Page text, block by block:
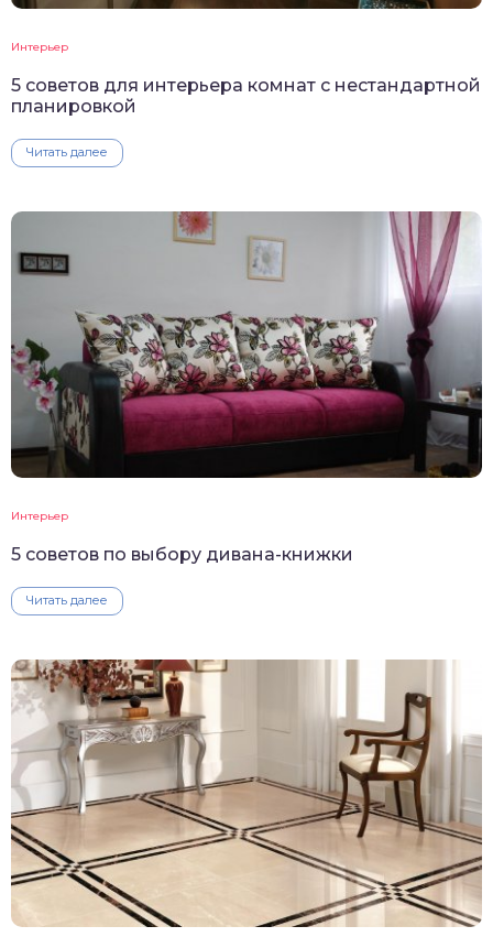
Интерьер
5 советов для интерьера комнат с нестандартной
планировкой
Читать далее
Интерьер
5 советов по выбору дивана-книжки
Читать далее